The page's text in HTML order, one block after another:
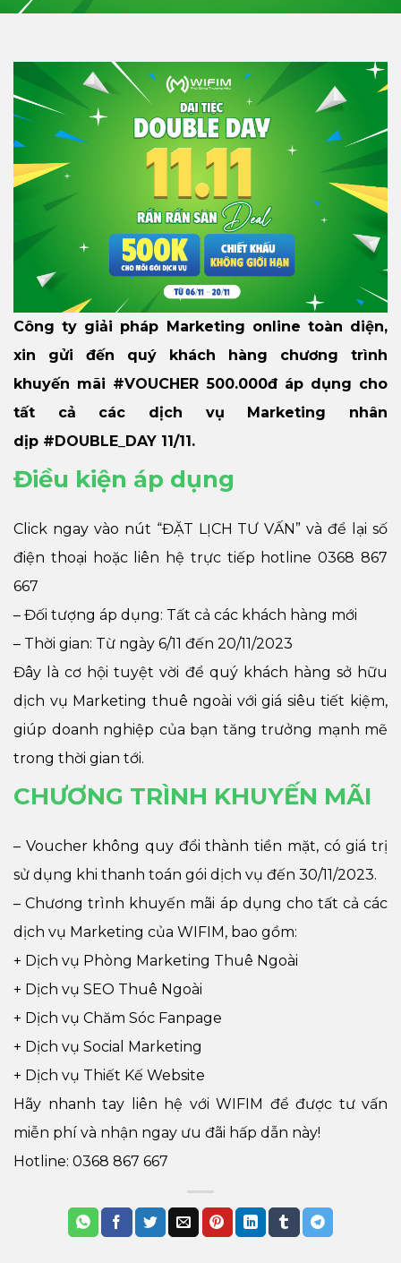
Công ty giải pháp Marketing online toàn diện,
xin gửi đến quý khách hàng chương trình
khuyến mãi #VOUCHER 500.000đ áp dụng cho
tất cả các dịch vụ Marketing nhân
dịp #DOUBLE_DAY 11/11.
Điều kiện áp dụng
Click ngay vào nút “ĐẶT LỊCH TƯ VẤN” và để lại số
điện thoại hoặc liên hệ trực tiếp hotline 0368 867
667
– Đối tượng áp dụng: Tất cả các khách hàng mới
– Thời gian: Từ ngày 6/11 đến 20/11/2023
Đây là cơ hội tuyệt vời để quý khách hàng sở hữu
dịch vụ Marketing thuê ngoài với giá siêu tiết kiệm,
giúp doanh nghiệp của bạn tăng trưởng mạnh mẽ
trong thời gian tới.
CHƯƠNG TRÌNH KHUYẾN MÃI
– Voucher không quy đổi thành tiền mặt, có giá trị
sử dụng khi thanh toán gói dịch vụ đến 30/11/2023.
– Chương trình khuyến mãi áp dụng cho tất cả các
dịch vụ Marketing của WIFIM, bao gồm:
+ Dịch vụ Phòng Marketing Thuê Ngoài
+ Dịch vụ SEO Thuê Ngoài
+ Dịch vụ Chăm Sóc Fanpage
+ Dịch vụ Social Marketing
+ Dịch vụ Thiết Kế Website
Hãy nhanh tay liên hệ với WIFIM để được tư vấn
miễn phí và nhận ngay ưu đãi hấp dẫn này!
Hotline: 0368 867 667